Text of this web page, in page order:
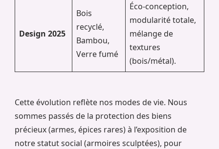
Design 2025
Bois
recyclé,
Bambou,
Verre fumé
Éco-conception,
modularité totale,
mélange de
textures
(bois/métal).
Cette évolution reflète nos modes de vie. Nous
sommes passés de la protection des biens
précieux (armes, épices rares) à l’exposition de
notre statut social (armoires sculptées), pour